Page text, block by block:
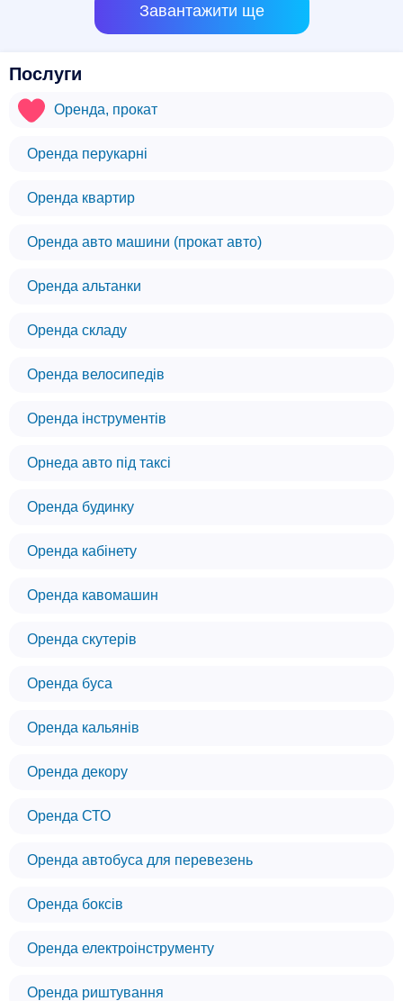
Завантажити ще
Послуги
Оренда, прокат
Оренда перукарні
Оренда квартир
Оренда авто машини (прокат авто)
Оренда альтанки
Оренда складу
Оренда велосипедів
Оренда інструментів
Орнеда авто під таксі
Оренда будинку
Оренда кабінету
Оренда кавомашин
Оренда скутерів
Оренда буса
Оренда кальянів
Оренда декору
Оренда СТО
Оренда автобуса для перевезень
Оренда боксів
Оренда електроінструменту
Оренда риштування